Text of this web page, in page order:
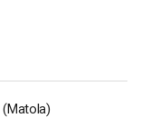
(Matola)